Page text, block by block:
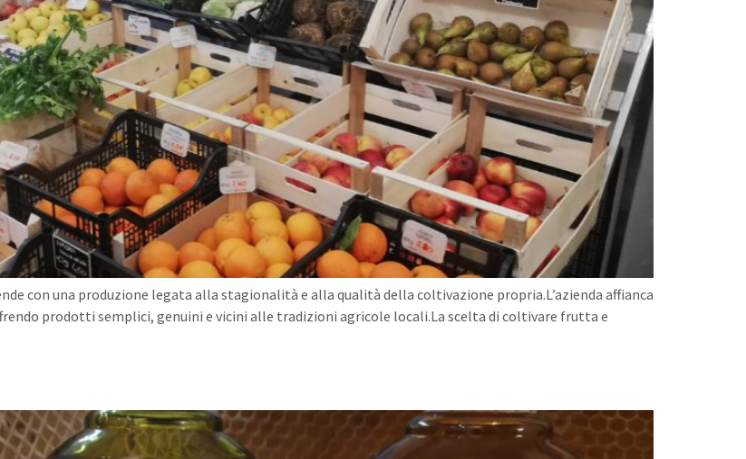
con una produzione legata alla stagionalità e alla qualità della coltivazione propria.L’azienda affianca
prodotti semplici, genuini e vicini alle tradizioni agricole locali.La scelta di coltivare frutta e